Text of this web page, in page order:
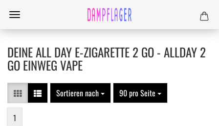
DEINE ALL DAY E-ZIGARETTE 2 GO - ALLDAY 2
GO EINWEG VAPE
Sortieren nach 90 pro Seite
1